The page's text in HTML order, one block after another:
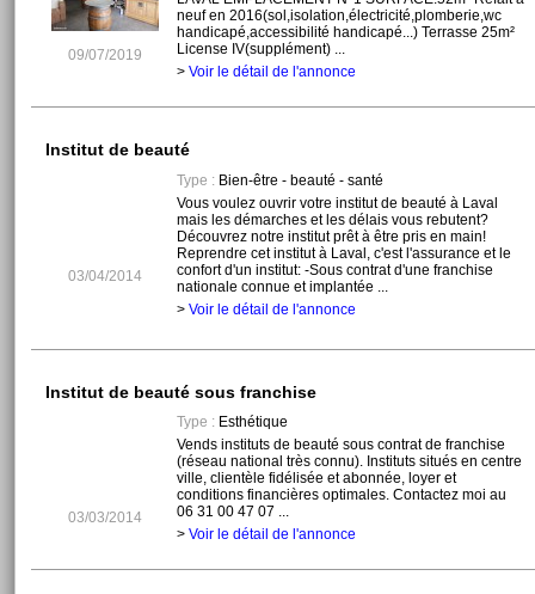
09/07/2019
neuf en 2016(sol,isolation,électricité,plomberie,wc
handicapé,accessibilité handicapé...) Terrasse 25m²
License IV(supplément) ...
> Voir le détail de l'annonce
Institut de beauté
03/04/2014
Type :Bien-être - beauté - santé
Vous voulez ouvrir votre institut de beauté à Laval
mais les démarches et les délais vous rebutent?
Découvrez notre institut prêt à être pris en main!
Reprendre cet institut à Laval, c'est l'assurance et le
confort d'un institut: -Sous contrat d'une franchise
nationale connue et implantée ...
> Voir le détail de l'annonce
Institut de beauté sous franchise
03/03/2014
Type :Esthétique
Vends instituts de beauté sous contrat de franchise
(réseau national très connu). Instituts situés en centre
ville, clientèle fidélisée et abonnée, loyer et
conditions financières optimales. Contactez moi au
06 31 00 47 07 ...
> Voir le détail de l'annonce